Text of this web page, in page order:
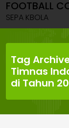
Skip
to
content
FOOTBALL
SEPA KBOLA
Tag
Timnas
di Tahun